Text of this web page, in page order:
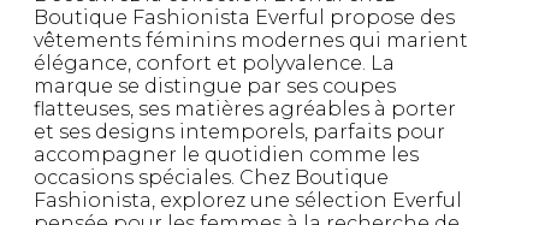
Boutique Fashionista Everful propose des
vêtements féminins modernes qui marient
élégance, confort et polyvalence. La
marque se distingue par ses coupes
flatteuses, ses matières agréables à porter
et ses designs intemporels, parfaits pour
accompagner le quotidien comme les
occasions spéciales. Chez Boutique
Fashionista, explorez une sélection Everful